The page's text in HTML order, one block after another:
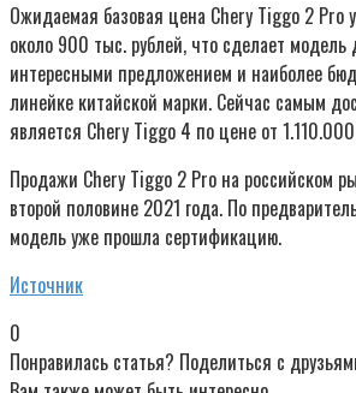
Ожидаемая базовая цена Chery Tiggo 2 Pro
около 900 тыс. рублей, что сделает модель
интересными предложением и наиболее
линейке китайской марки. Сейчас самым
является Chery Tiggo 4 по цене от
Продажи Chery Tiggo 2 Pro на российском
второй половине 2021 года. По
модель уже прошла сертификацию.
Источник
0
Понравилась статья? Поделиться с